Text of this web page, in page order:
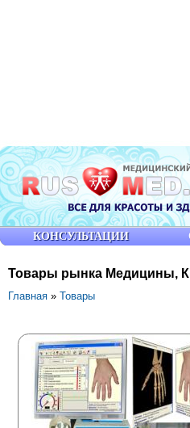
Товары рынка Медицины,
Главная » Товары
КОНСУЛЬТАЦИИ